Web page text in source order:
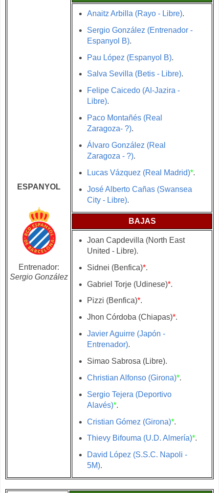
ESPANYOL
Entrenador:
Sergio González
Anaitz Arbilla (Rayo - Libre).
Sergio González (Entrenador -
Espanyol B).
Pau López (Espanyol B).
Salva Sevilla (Betis - Libre).
Felipe Caicedo (Al-Jazira -
Libre).
Paco Montañés (Real
Zaragoza- ?).
Álvaro González (Real
Zaragoza - ?).
Lucas Vázquez (Real Madrid)*.
José Alberto Cañas (Swansea
City - Libre).
BAJAS
Joan Capdevilla (North East
United - Libre).
Sidnei (Benfica)*.
Gabriel Torje (Udinese)*.
Pizzi (Benfica)*.
Jhon Córdoba (Chiapas)*.
Javier Aguirre (Japón -
Entrenador).
Simao Sabrosa (Libre).
Christian Alfonso (Girona)*.
Sergio Tejera (Deportivo
Alavés)*.
Cristian Gómez (Girona)*.
Thievy Bifouma (U.D. Almería)*.
David López (S.S.C. Napoli -
5M).